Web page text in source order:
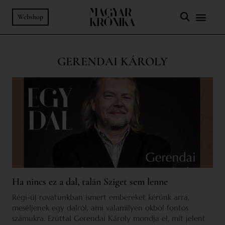
Webshop
GERENDAI KÁROLY
Ha nincs ez a dal, talán Sziget sem lenne
Régi-új rovatunkban ismert embereket kérünk arra,
meséljenek egy dalról, ami valamilyen okból fontos
számukra. Ezúttal Gerendai Károly mondja el, mit jelent